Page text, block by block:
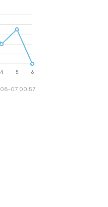
08-07 00:57